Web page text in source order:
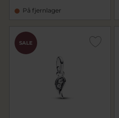
På fjernlager
SALE